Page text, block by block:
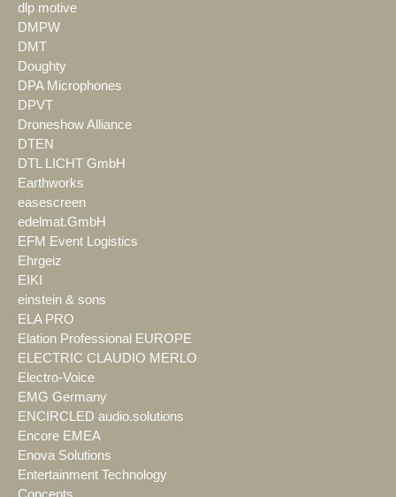
dlp motive
DMPW
DMT
Doughty
DPA Microphones
DPVT
Droneshow Alliance
DTEN
DTL LICHT GmbH
Earthworks
easescreen
edelmat.GmbH
EFM Event Logistics
Ehrgeiz
EIKI
einstein & sons
ELA PRO
Elation Professional EUROPE
ELECTRIC CLAUDIO MERLO
Electro-Voice
EMG Germany
ENCIRCLED audio.solutions
Encore EMEA
Enova Solutions
Entertainment Technology